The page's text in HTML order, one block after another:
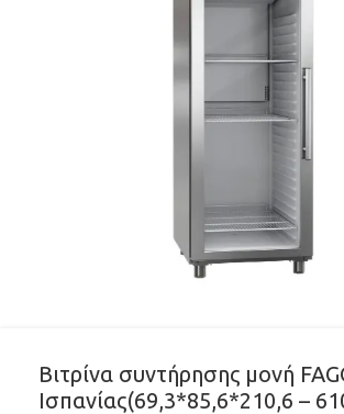
Βιτρίνα συντήρησης μονή
Ισπανίας(69,3*85,6*210,6 –